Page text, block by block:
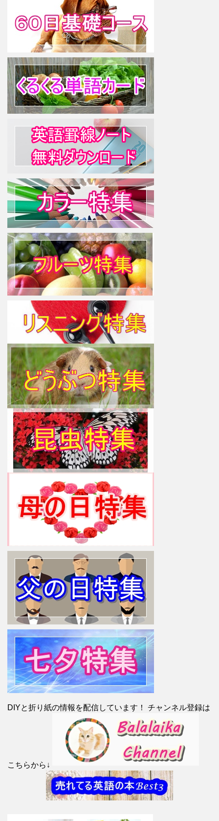
DIYと折り紙の情報を配信しています！ チャンネル登録は
こちらから↓